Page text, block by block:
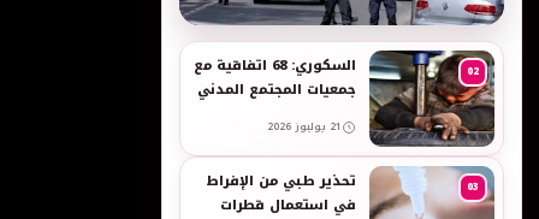
به
02
السكوري: 68 اتفاقية مع
جمعيات المجتمع المدني
والنساء في العمل
21 يوليوز 2026
03
تحذير طبي من الإفراط
في استعمال قطرات